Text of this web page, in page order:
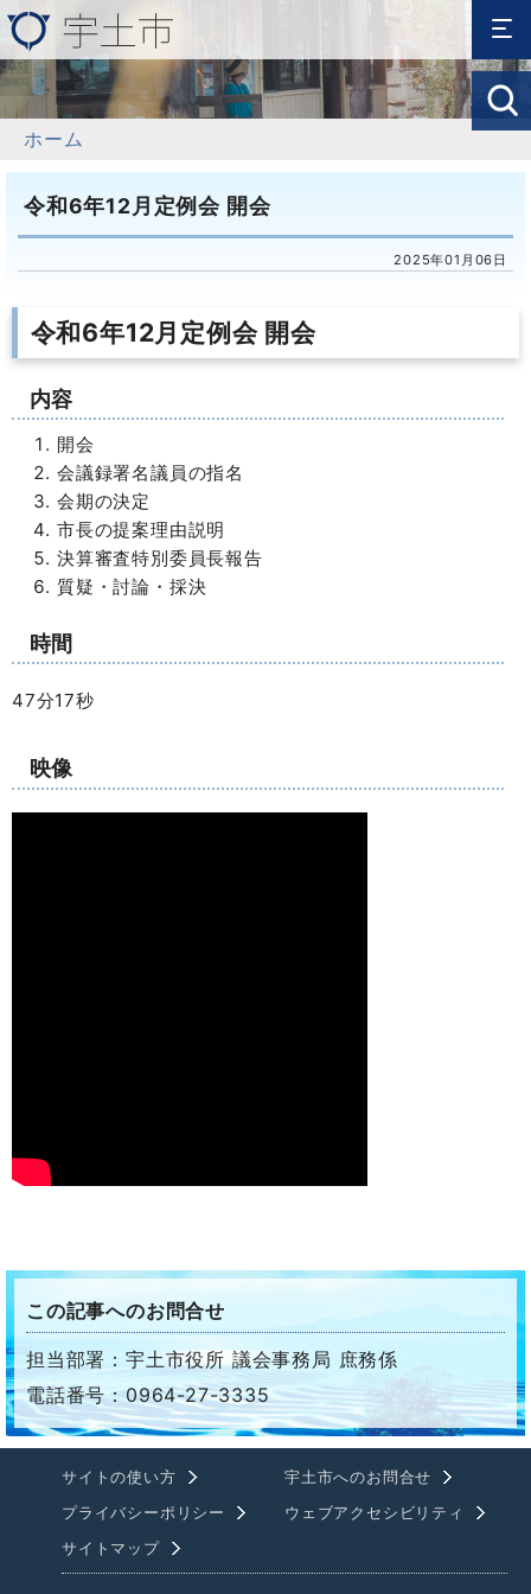
ホーム
令和6年12月定例会 開会
2025年01月06日
令和6年12月定例会 開会
内容
開会
会議録署名議員の指名
会期の決定
市長の提案理由説明
決算審査特別委員長報告
質疑・討論・採決
時間
47分17秒
映像
この記事へのお問合せ
担当部署：宇土市役所 議会事務局 庶務係
電話番号：0964-27-3335
サイトの使い方
宇土市へのお問合せ
プライバシーポリシー
ウェブアクセシビリティ
サイトマップ